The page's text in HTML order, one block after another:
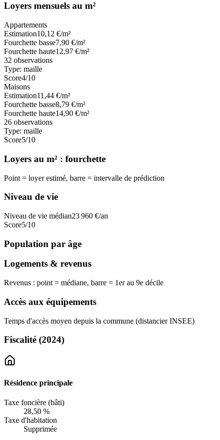
Loyers mensuels au m²
Appartements
Estimation10,12 €/m²
Fourchette basse7,90 €/m²
Fourchette haute12,97 €/m²
32 observations
Type: maille
Score4/10
Maisons
Estimation11,44 €/m²
Fourchette basse8,79 €/m²
Fourchette haute14,90 €/m²
26 observations
Type: maille
Score5/10
Loyers au m² : fourchette
Point = loyer estimé, barre = intervalle de prédiction
Niveau de vie
Niveau de vie médian23 960 €/an
Score5/10
Population par âge
Logements & revenus
Revenus : point = médiane, barre = 1er au 9e décile
Accès aux équipements
Temps d'accès moyen depuis la commune (distancier INSEE)
Fiscalité (2024)
Résidence principale
Taxe foncière (bâti)
28,50 %
Taxe d'habitation
Supprimée